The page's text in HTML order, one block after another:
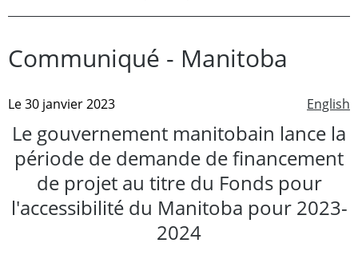
Communiqué - Manitoba
English
Le 30 janvier 2023
Le gouvernement manitobain lance la
période de demande de financement
de projet au titre du Fonds pour
l'accessibilité du Manitoba pour 2023-
2024